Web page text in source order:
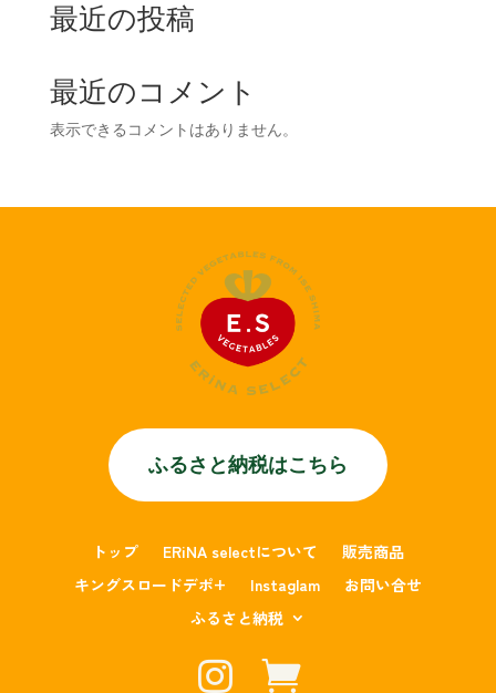
最近の投稿
最近のコメント
表示できるコメントはありません。
ふるさと納税はこちら
トップ ERiNA selectについて
販売商品
キングスロードデポ+
Instaglam
お問い合せ
ふるさと納税
 